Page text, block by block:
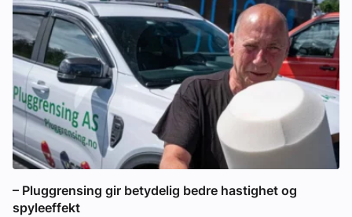
– Pluggrensing gir betydelig bedre hastighet og
spyleeffekt